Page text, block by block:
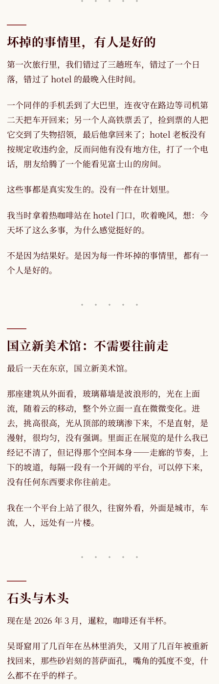
坏掉的事情里，有人是好的
第一次旅行里，我们错过了三趟班车，错过了一个日
落，错过了 hotel 的最晚入住时间。
一个同伴的手机丢到了大巴里，连夜守在路边等司机第
二天把车开回来；另一个人高铁票丢了，捡到票的人把
它交到了失物招领，最后他拿回来了；hotel 老板没有
按规定收违约金，反而问他有没有地方住，打了一个电
话，朋友给腾了一个能看见富士山的房间。
这些事都是真实发生的。没有一件在计划里。
我当时拿着热咖啡站在 hotel 门口，吹着晚风，想：今
天坏了这么多事，为什么感觉挺好的。
不是因为结果好。是因为每一件坏掉的事情里，都有一
个人是好的。
国立新美术馆：不需要往前走
最后一天在东京，国立新美术馆。
那座建筑从外面看，玻璃幕墙是波浪形的，光在上面
流，随着云的移动，整个外立面一直在微微变化。进
去，挑高很高，光从顶部的玻璃渗下来，不是直射，是
漫射，很均匀，没有强调。里面正在展览的是什么我已
经记不清了，但记得那个空间本身——走廊的节奏，上
下的坡道，每隔一段有一个开阔的平台，可以停下来，
没有任何东西要求你往前走。
我在一个平台上站了很久，往窗外看，外面是城市，车
流，人，远处有一片楼。
石头与木头
现在是 2026 年 3 月，暹粒，咖啡还有半杯。
吴哥窟用了几百年在丛林里消失，又用了几百年被重新
找回来，那些砂岩刻的菩萨面孔，嘴角的弧度不变，什
么都不在乎的样子。